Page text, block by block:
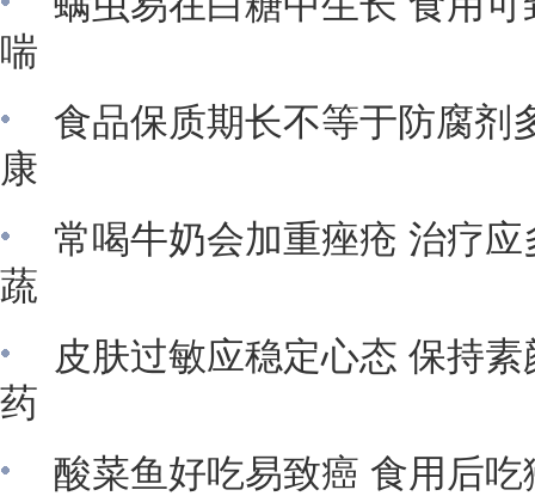
喘
食品保质期长不等于防腐剂
康
常喝牛奶会加重痤疮 治疗
蔬
皮肤过敏应稳定心态 保持
药
酸菜鱼好吃易致癌 食用后